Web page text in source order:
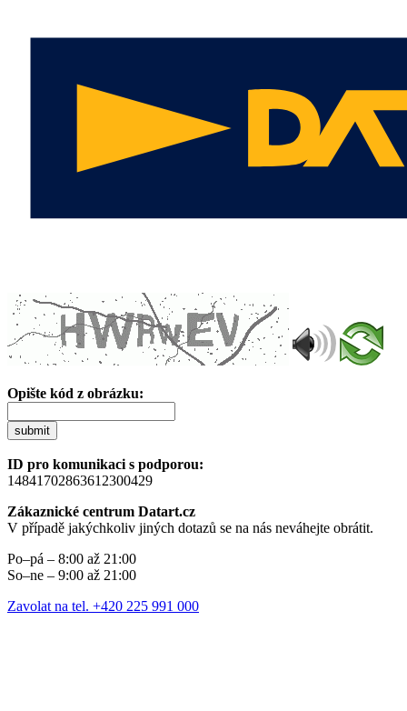
Opište kód z obrázku:
submit
ID pro komunikaci s podporou:
14841702863612300429
Zákaznické centrum Datart.cz
V případě jakýchkoliv jiných dotazů se na nás neváhejte obrátit.
Po–pá – 8:00 až 21:00
So–ne – 9:00 až 21:00
Zavolat na tel. +420 225 991 000